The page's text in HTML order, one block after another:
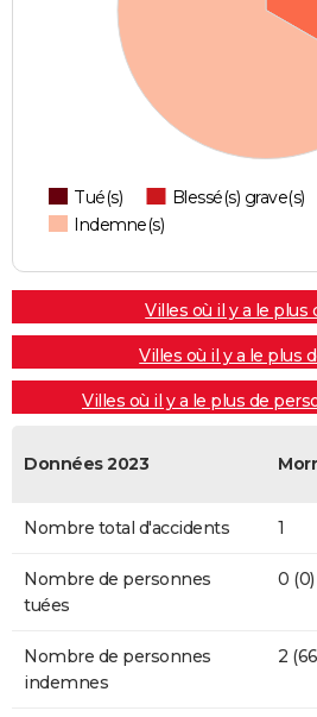
Tué(s) Blessé(s) grave(s)
Indemne(s)
Villes où il y a le plus
Villes où il y a le plus
Villes où il y a le plus de
Données 2023
Nombre total d'accidents 1
Nombre de personnes
tuées
0 (0)
Nombre de personnes
indemnes
2